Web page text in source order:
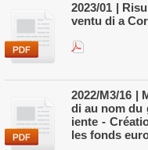
2023/01 |
ventu di a
2022/M3/16 |
di au nom du
iente -
les fonds